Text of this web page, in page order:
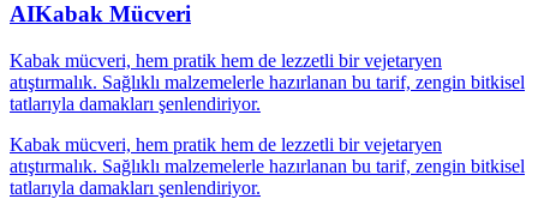
AIKabak Mücveri
Kabak mücveri, hem pratik hem de lezzetli bir vejetaryen
atıştırmalık. Sağlıklı malzemelerle hazırlanan bu tarif, zengin bitkisel
tatlarıyla damakları şenlendiriyor.
Kabak mücveri, hem pratik hem de lezzetli bir vejetaryen
atıştırmalık. Sağlıklı malzemelerle hazırlanan bu tarif, zengin bitkisel
tatlarıyla damakları şenlendiriyor.